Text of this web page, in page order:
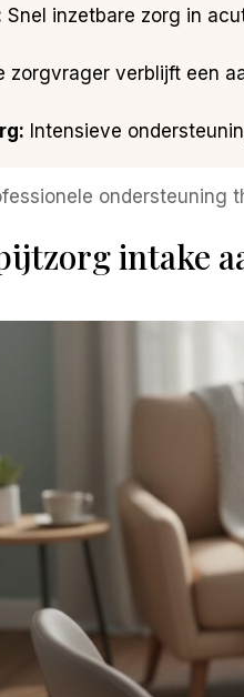
Snel inzetbare zorg in
zorgvrager verblijft een
Intensieve
ondersteuning
intake